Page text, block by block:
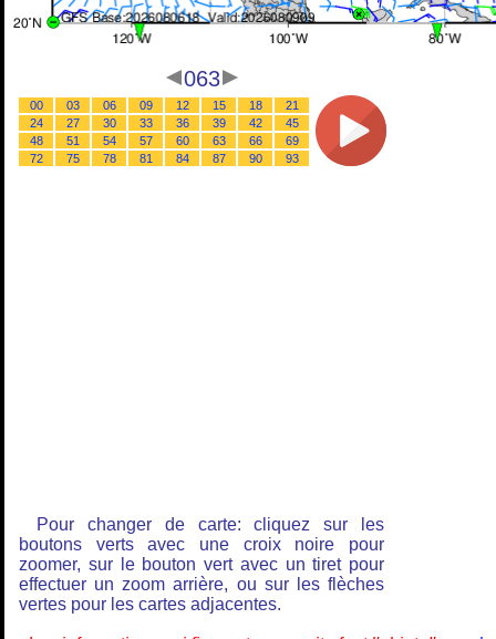
063
00 03 06 09 12 15 18
21
24
27 30 33 36 39 42
45
48
51 54 57 60 63 66
69
72
75 78 81 84 87 90 93
Pour changer de carte: cliquez sur les
boutons verts avec une croix noire pour
zoomer, sur le bouton vert avec un tiret pour
effectuer un zoom arrière, ou sur les flèches
vertes pour les cartes adjacentes.